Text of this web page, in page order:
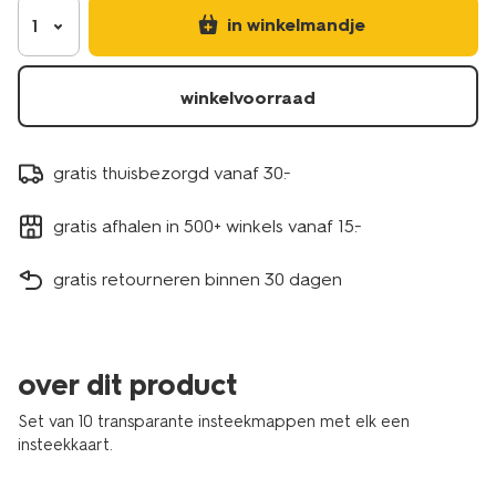
1 in winkelmandje
winkelvoorraad
gratis thuisbezorgd vanaf 30.-
gratis afhalen in 500+ winkels vanaf 15.-
gratis retourneren binnen 30 dagen
over dit product
Set van 10 transparante insteekmappen met elk een
insteekkaart.